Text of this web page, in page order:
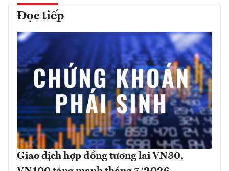
Đọc tiếp
Giao dịch hợp đồng tương lai VN30,